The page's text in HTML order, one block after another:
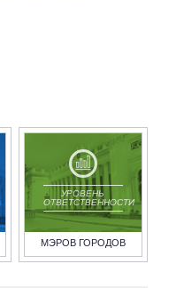
УРОВЕНЬ
ОТВЕТСТВЕННОСТИ
МЭРОВ ГОРОДОВ